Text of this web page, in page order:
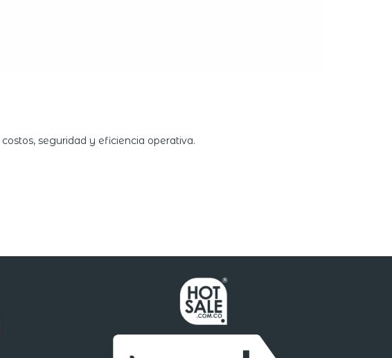
seguridad y eficiencia operativa.